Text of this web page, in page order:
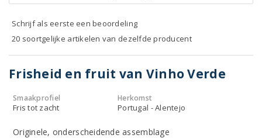
Schrijf als eerste een beoordeling
20 soortgelijke artikelen van dezelfde producent
Frisheid en fruit van Vinho Verde
Smaakprofiel
Fris tot zacht
Herkomst
Portugal - Alentejo
Originele, onderscheidende assemblage